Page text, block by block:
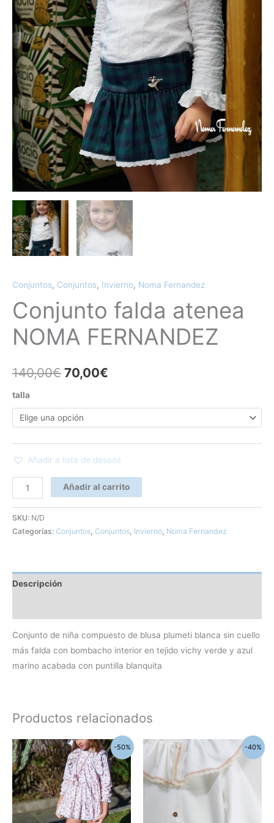
Conjuntos, Conjuntos, Invierno, Noma Fernandez
Conjunto falda atenea
NOMA FERNANDEZ
140,00€ 70,00€
talla
Añadir a lista de deseos
Añadir al carrito
SKU: N/D
Categorías: Conjuntos Conjuntos Invierno Noma Fernandez
Descripción
Conjunto de niña compuesto de blusa plumeti blanca sin cuello
más falda con bombacho interior en tejido vichy verde y azul
marino acabada con puntilla blanquita
Productos relacionados
-50%
El
precio
original
era:
17,80€.
El
precio
actual
es:
8,90€.
-40%
El
precio
original
era:
39,90€.
El
precio
actual
es:
23,94€.
Este